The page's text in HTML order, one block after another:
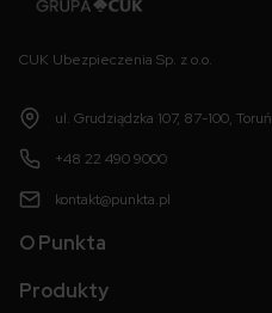
CUK Ubezpieczenia Sp. z o.o.
ul. Grudziądzka 107, 87-100, Toruń
+48 22 490 9000
kontakt@punkta.pl
O Punkta
Produkty